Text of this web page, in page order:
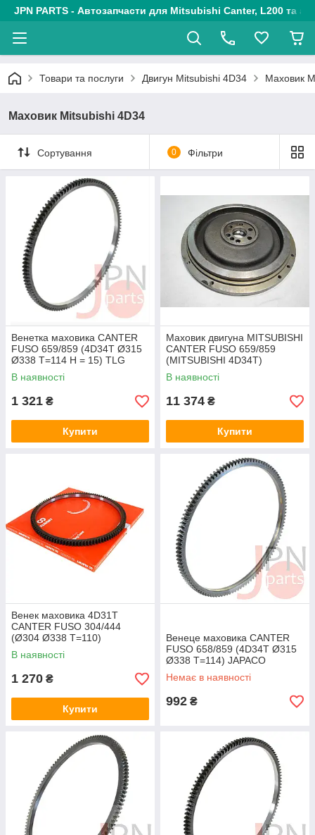
JPN PARTS - Автозапчасти для Mitsubishi Canter, L200 та
Товари та послуги Двигун Mitsubishi 4D34 Маховик
Маховик Mitsubishi 4D34
Сортування 0 Фільтри
Венетка маховика CANTER
FUSO 659/859 (4D34T Ø315
Ø338 T=114 H = 15) TLG
В наявності
1 321 ₴
Купити
Маховик двигуна MITSUBISHI
CANTER FUSO 659/859
(MITSUBISHI 4D34T)
(ME012549/ME240067)
JAPACO
В наявності
11 374 ₴
Купити
Венек маховика 4D31T
CANTER FUSO 304/444
(Ø304 Ø338 T=110)
(ME012509/ME002183) TLG
В наявності
1 270 ₴
Купити
Венеце маховика CANTER
FUSO 658/859 (4D34T Ø315
Ø338 T=114) JAPACO
Немає в наявності
992 ₴